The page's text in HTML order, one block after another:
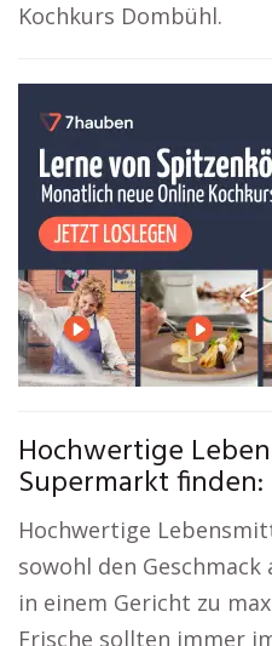
Kochkurs Dombühl.
Hochwertige
Supermarkt
Hochwertige
sowohl den
in einem Gericht zu
Frische sollten immer